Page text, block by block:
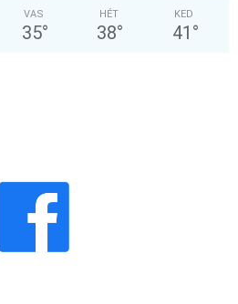
VAS
35°
HÉT
38°
KED
41 °